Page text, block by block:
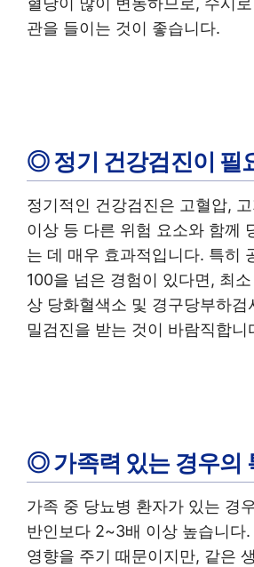
관을 들이는 것이 좋습니다.
◎ 정기 건강검진이 필
정기적인 건강검진은 고혈압,
이상 등 다른 위험 요소와 함께
는 데 매우 효과적입니다. 특히
100을 넘은 경험이 있다면, 최
상 당화혈색소 및 경구당부하검
밀검진을 받는 것이 바람직합니
◎ 가족력 있는 경우의
가족 중 당뇨병 환자가 있는 경
반인보다 2~3배 이상 높습니다.
영향을 주기 때문이지만, 같은